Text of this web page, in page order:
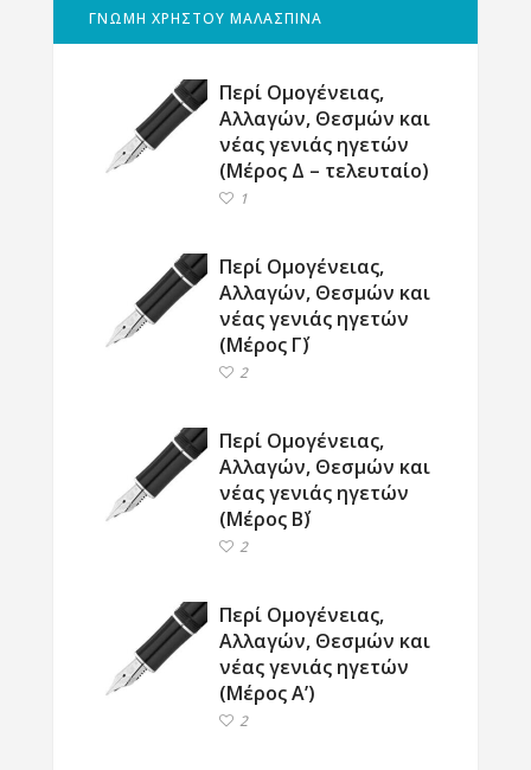
ΓΝΩΜΗ ΧΡΗΣΤΟΥ ΜΑΛΑΣΠΙΝΑ
Περί Ομογένειας,
Αλλαγών, Θεσμών και
νέας γενιάς ηγετών
(Μέρος Δ – τελευταίο)
1
Περί Ομογένειας,
Αλλαγών, Θεσμών και
νέας γενιάς ηγετών
(Μέρος Γ΄)
2
Περί Ομογένειας,
Αλλαγών, Θεσμών και
νέας γενιάς ηγετών
(Μέρος Β΄)
2
Περί Ομογένειας,
Αλλαγών, Θεσμών και
νέας γενιάς ηγετών
(Μέρος Α’)
2